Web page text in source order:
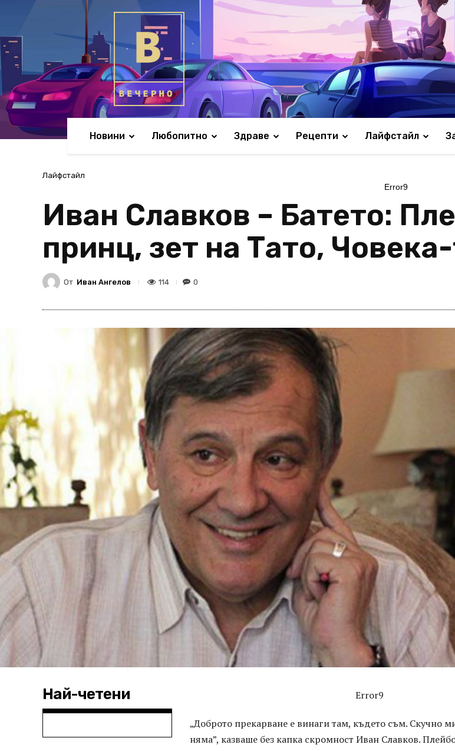
Новини Любопитно Здраве Рецепти Лайфстайл
Лайфстайл
Error9
Иван Славков – Батето:
принц, зет на Тато,
От Иван Ангелов 114 0
Най-четени Error9
„Доброто прекарване е винаги там, където съм. Скучно
няма”, казваше без капка скромност Иван Славков.